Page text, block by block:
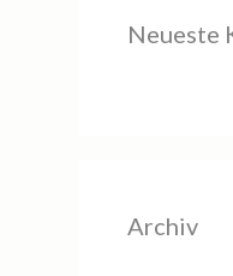
Neueste
Archiv